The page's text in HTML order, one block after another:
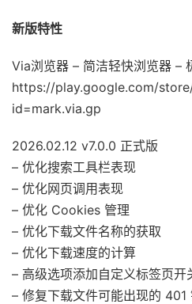
新版特性
Via浏览器 – 简洁轻快浏览器 –
https://play.google.com/
id=mark.via.gp
2026.02.12 v7.0.0 正式版
– 优化搜索工具栏表现
– 优化网页调用表现
– 优化 Cookies 管理
– 优化下载文件名称的获取
– 优化下载速度的计算
– 高级选项添加自定义标签页开
– 修复下载文件可能出现的 401